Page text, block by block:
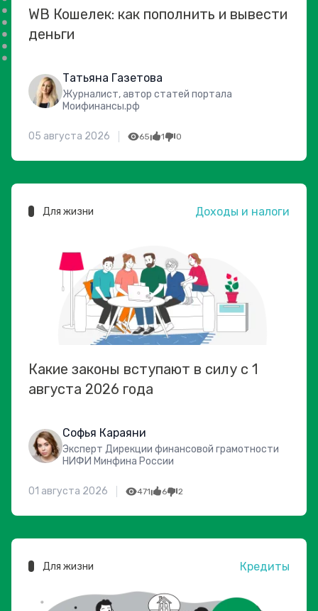
WB Кошелек: как пополнить и вывести
деньги
Татьяна Газетова
Журналист, автор статей портала
Моифинансы.рф
05 августа 2026 65 1 0
Для жизни Доходы и налоги
Какие законы вступают в силу с 1
августа 2026 года
Софья Караяни
Эксперт Дирекции финансовой грамотности
НИФИ Минфина России
01 августа 2026 471 6 2
Для жизни Кредиты